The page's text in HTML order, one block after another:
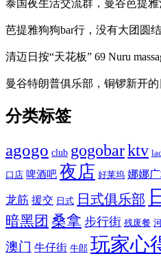
泰国夜生活交流群，曼谷芭提
芭提雅狗狗bar行，没有大团圆
清迈日按“天花板” 69 Nuru
曼谷特朗普俱乐部，铜锣新开
分类标签
agogo club gogobarktv
口店 啤酒吧 夜店 好莱坞 娜娜
龙筋 援交 日式 日式俱乐部
暗黑团 桑拿 步行街 残废餐
澳门 牛仔街 牛郎 玩家心